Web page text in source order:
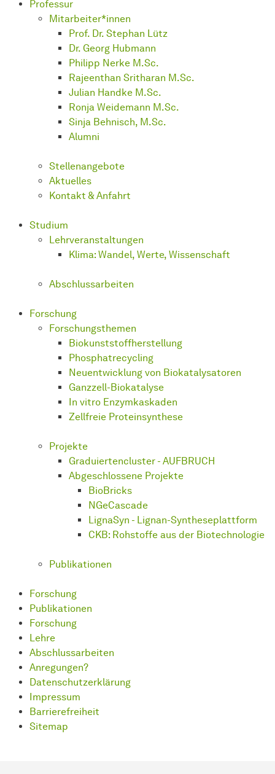
Professur
Mitarbeiter*innen
Prof. Dr. Stephan Lütz
Dr. Georg Hubmann
Philipp Nerke M.Sc.
Rajeenthan Sritharan M.Sc.
Julian Handke M.Sc.
Ronja Weidemann M.Sc.
Sinja Behnisch, M.Sc.
Alumni
Stellenangebote
Aktuelles
Kontakt & Anfahrt
Studium
Lehrveranstaltungen
Klima: Wandel, Werte, Wissenschaft
Abschlussarbeiten
Forschung
Forschungsthemen
Biokunststoffherstellung
Phosphatrecycling
Neuentwicklung von Biokatalysatoren
Ganzzell-Biokatalyse
In vitro Enzymkaskaden
Zellfreie Proteinsynthese
Projekte
Graduiertencluster - AUFBRUCH
Abgeschlossene Projekte
BioBricks
NGeCascade
LignaSyn - Lignan-Syntheseplattform
CKB: Rohstoffe aus der Biotechnologie
Publikationen
Forschung
Publikationen
Forschung
Lehre
Abschlussarbeiten
Anregungen?
Datenschutzerklärung
Impressum
Barrierefreiheit
Sitemap